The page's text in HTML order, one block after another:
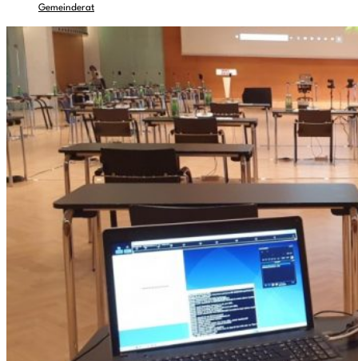
Gemeinderat